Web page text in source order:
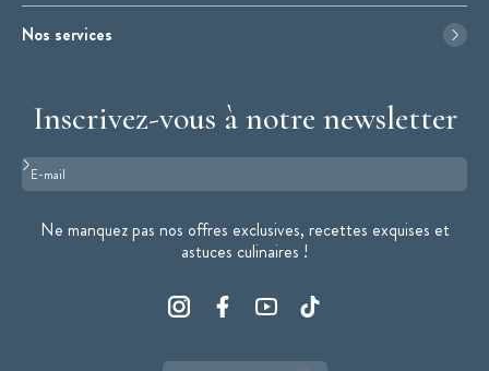
Nos services
Inscrivez-vous à notre newsletter
Format : adresse@email.com
Ne manquez pas nos offres exclusives, recettes exquises et
astuces culinaires !